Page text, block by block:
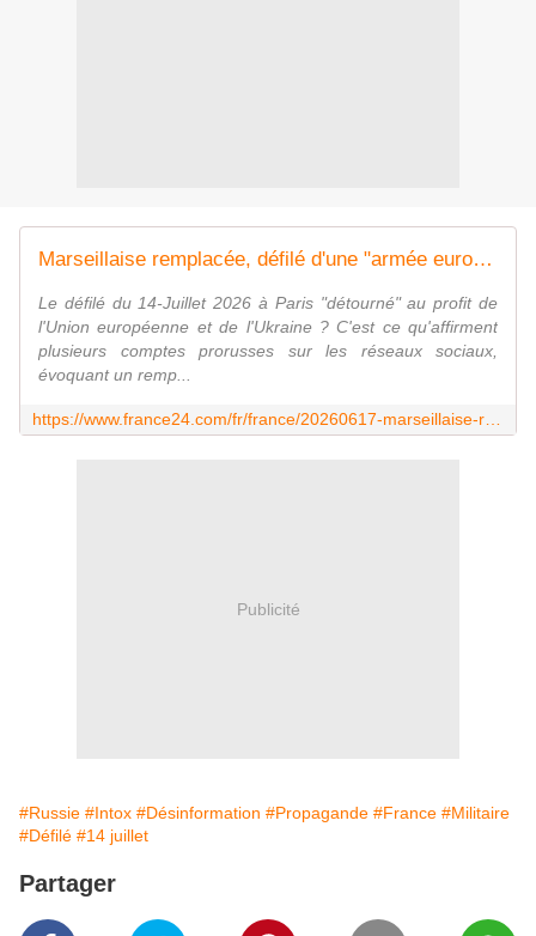
Marseillaise remplacée, défilé d'une "armée européene" : double intox autour du 14-Juillet
Le défilé du 14-Juillet 2026 à Paris "détourné" au profit de
l'Union européenne et de l'Ukraine ? C'est ce qu'affirment
plusieurs comptes prorusses sur les réseaux sociaux,
évoquant un remp...
Publicité
#Russie #Intox #Désinformation #Propagande #France #Militaire
#Défilé #14 juillet
Partager